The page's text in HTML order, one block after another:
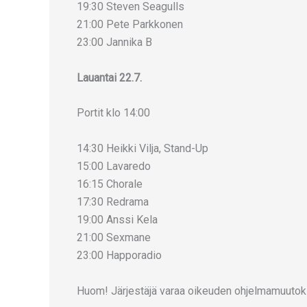
19:30 Steven Seagulls
21:00 Pete Parkkonen
23:00 Jannika B
Lauantai 22.7.
Portit klo 14:00
14:30 Heikki Vilja, Stand-Up
15:00 Lavaredo
16:15 Chorale
17:30 Redrama
19:00 Anssi Kela
21:00 Sexmane
23:00 Happoradio
Huom! Järjestäjä varaa oikeuden